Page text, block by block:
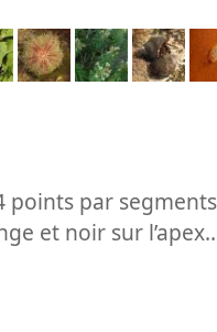
points par
et noir sur